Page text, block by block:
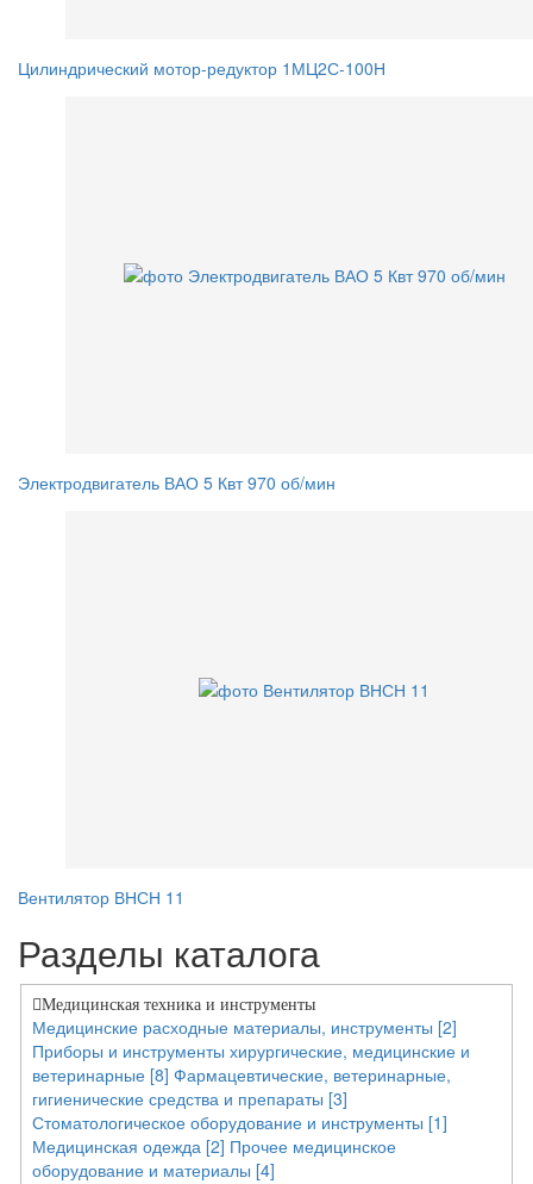
Цилиндрический мотор-редуктор 1МЦ2С-100Н
Электродвигатель ВАО 5 Квт 970 об/мин
Вентилятор ВНСН 11
Разделы каталога
Медицинская техника и инструменты
Медицинские расходные материалы, инструменты [2]
Приборы и инструменты хирургические, медицинские и
ветеринарные [8] Фармацевтические, ветеринарные,
гигиенические средства и препараты [3]
Стоматологическое оборудование и инструменты [1]
Медицинская одежда [2] Прочее медицинское
оборудование и материалы [4]